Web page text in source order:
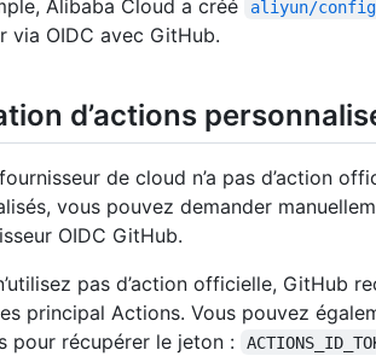
Alibaba Cloud a créé aliyun/
via OIDC avec GitHub.
d’actions
de cloud n’a pas d’action
vous pouvez demander
OIDC GitHub.
pas d’action officielle, GitHub
principal Actions. Vous pouvez
pour récupérer le jeton :